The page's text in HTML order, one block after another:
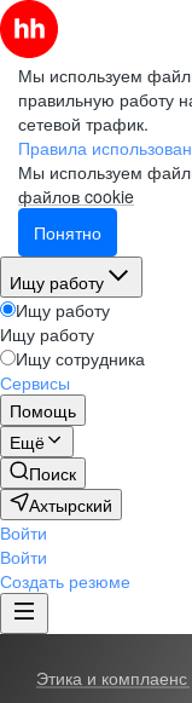
Мы используем
правильную работу
сетевой трафик.
Правила
Мы используем
файлов cookie
Понятно
Ищу работу
Ищу работу
Ищу работу
Ищу сотрудника
Сервисы
Помощь
Ещё
Поиск
Ахтырский
Войти
Войти
Создать резюме
Этика и комплаенс